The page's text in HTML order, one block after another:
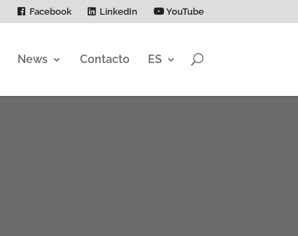
Facebook LinkedIn YouTube
News Contacto ES